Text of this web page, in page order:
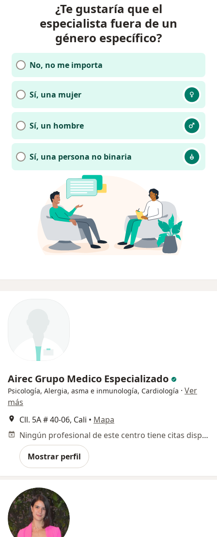
¿Te gustaría que el
especialista fuera de un
género específico?
No, no me importa
Sí, una mujer
Sí, un hombre
Sí, una persona no binaria
Airec Grupo Medico Especializado
Psicología, Alergia, asma e inmunología, Cardiología · Ver
más
Cll. 5A # 40-06, Cali • Mapa
Ningún profesional de este centro tiene citas disponibles
Mostrar perfil